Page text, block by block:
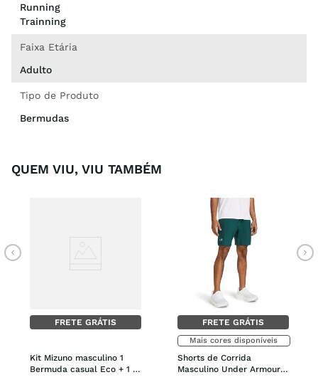
Running
Trainning
Faixa Etária
Adulto
Tipo de Produto
Bermudas
QUEM VIU, VIU TAMBÉM
FRETE GRÁTIS
Kit Mizuno masculino 1
Bermuda casual Eco + 1
FRETE GRÁTIS
Mais cores disponíveis
Shorts de Corrida
Masculino Under Armour